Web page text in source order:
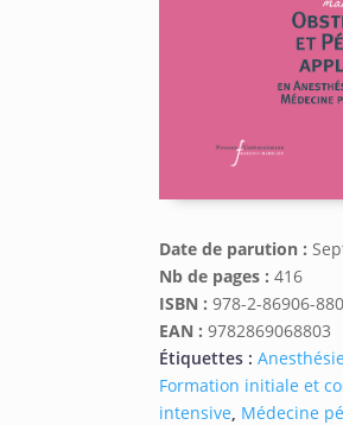
Date de parution :
Nb de pages :416
ISBN :978-2-86906-
EAN :9782869068803
Étiquettes :
Formation initiale et
intensive Médecine